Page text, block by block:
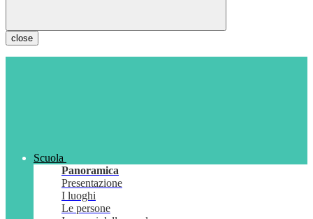
close
Scuola
Panoramica
Presentazione
I luoghi
Le persone